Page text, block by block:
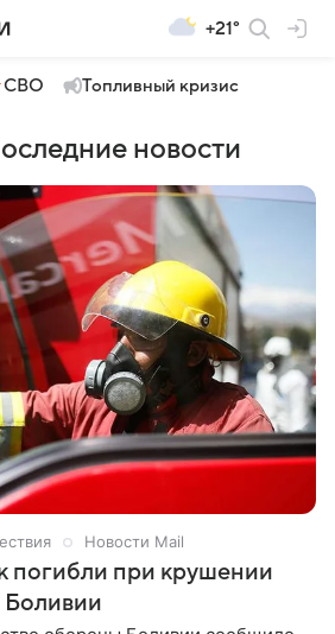
+21°
СВО Топливный кризис
новости
Новости Mail
погибли при крушении